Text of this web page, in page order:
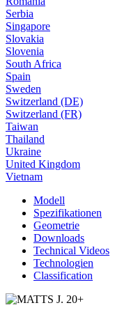
Serbia
Singapore
Slovakia
Slovenia
South Africa
Spain
Sweden
Switzerland (DE)
Switzerland (FR)
Taiwan
Thailand
Ukraine
United Kingdom
Vietnam
Modell
Spezifikationen
Geometrie
Downloads
Technical Videos
Technologien
Classification